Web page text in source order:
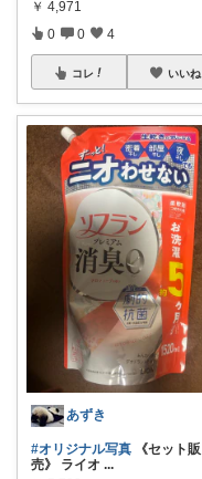
￥ 4,971
0 0 4
コレ いいね
あずき
#オリジナル写真 《セット販
売》 ライオ ...